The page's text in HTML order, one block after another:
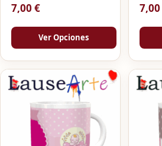
7,00 €
Ver Opciones
7,00